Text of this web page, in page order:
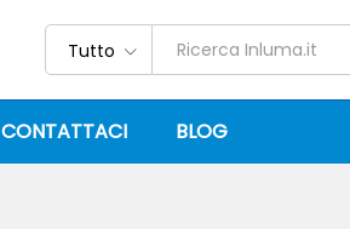
Tutto
CONTATTACI BLOG